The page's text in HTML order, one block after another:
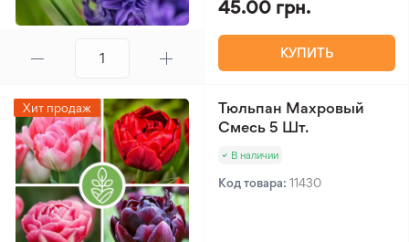
45.00 грн.
КУПИТЬ
Хит продаж
Тюльпан Махровый
Смесь 5 Шт.
В наличии
Код товара: 11430